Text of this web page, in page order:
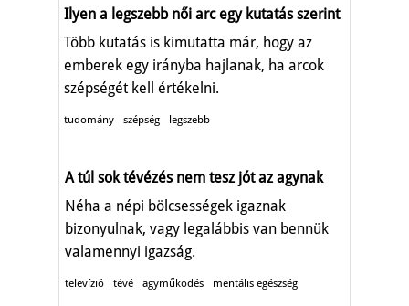
Ilyen a legszebb női arc egy kutatás szerint
Több kutatás is kimutatta már, hogy az
emberek egy irányba hajlanak, ha arcok
szépségét kell értékelni.
tudomány szépség legszebb
A túl sok tévézés nem tesz jót az agynak
Néha a népi bölcsességek igaznak
bizonyulnak, vagy legalábbis van bennük
valamennyi igazság.
televízió tévé agyműködés mentális egészség